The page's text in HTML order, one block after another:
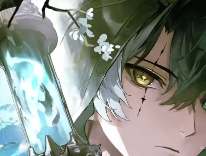
人的监护下
戏；游戏中
不能充值；
累计不得超
充值金额累
向未成年人
人的监护下
戏；游戏中
不能充值；
累计不得超
充值金额累
向未成年人